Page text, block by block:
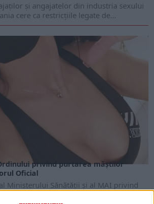
şi angajatelor din industria sexului
cere ca restricţiile legate de...
privind purtarea măștilor
Oficial
Ministerului Sănătăţii şi al MAI privind